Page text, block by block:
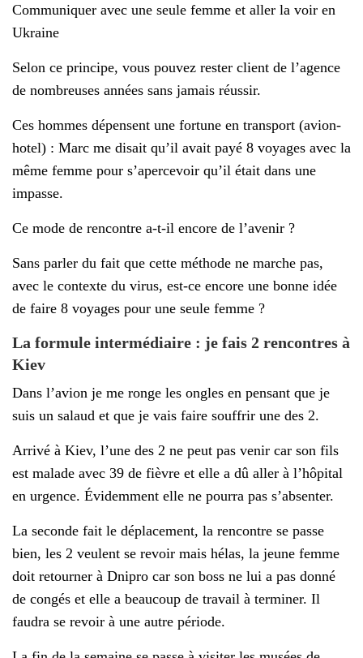
Communiquer avec une seule femme et aller la voir en
Ukraine
Selon ce principe, vous pouvez rester client de l’agence
de nombreuses années sans jamais réussir.
Ces hommes dépensent une fortune en transport (avion-
hotel) : Marc me disait qu’il avait payé 8 voyages avec la
même femme pour s’apercevoir qu’il était dans une
impasse.
Ce mode de rencontre a-t-il encore de l’avenir ?
Sans parler du fait que cette méthode ne marche pas,
avec le contexte du virus, est-ce encore une bonne idée
de faire 8 voyages pour une seule femme ?
La formule intermédiaire : je fais 2 rencontres à
Kiev
Dans l’avion je me ronge les ongles en pensant que je
suis un salaud et que je vais faire souffrir une des 2.
Arrivé à Kiev, l’une des 2 ne peut pas venir car son fils
est malade avec 39 de fièvre et elle a dû aller à l’hôpital
en urgence. Évidemment elle ne pourra pas s’absenter.
La seconde fait le déplacement, la rencontre se passe
bien, les 2 veulent se revoir mais hélas, la jeune femme
doit retourner à Dnipro car son boss ne lui a pas donné
de congés et elle a beaucoup de travail à terminer. Il
faudra se revoir à une autre période.